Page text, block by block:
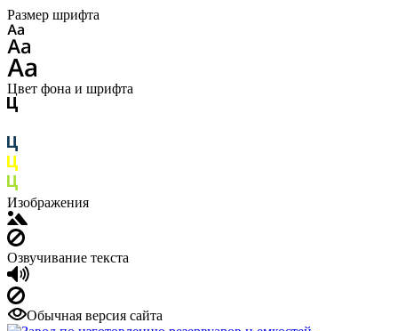
Размер шрифта
Цвет фона и шрифта
Изображения
Озвучивание текста
Обычная версия сайта